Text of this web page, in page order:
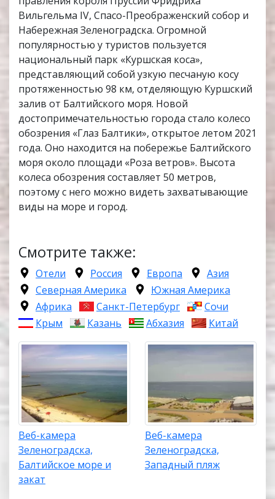
Вильгельма IV, Спасо-Преображенский собор и
Набережная Зеленоградска. Огромной
популярностью у туристов пользуется
национальный парк «Куршская коса»,
представляющий собой узкую песчаную косу
протяженностью 98 км, отделяющую Куршский
залив от Балтийского моря. Новой
достопримечательностью города стало колесо
обозрения «Глаз Балтики», открытое летом 2021
года. Оно находится на побережье Балтийского
моря около площади «Роза ветров». Высота
колеса обозрения составляет 50 метров,
поэтому с него можно видеть захватывающие
виды на море и город.
Смотрите также:
Отели Россия Европа
Азия
Северная Америка
Южная Америка
Африка
Санкт-Петербург
Сочи
Крым
Казань Абхазия Китай
Веб-камера
Зеленоградска,
Балтийское море и
закат
Веб-камера
Зеленоградска,
Западный пляж